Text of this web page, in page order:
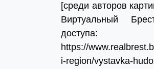
[среди авторов
Виртуальный
доступа:
https://
i-region/vystavka-